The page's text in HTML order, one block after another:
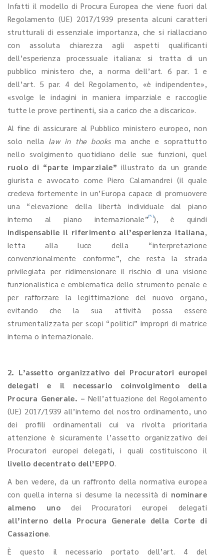
Infatti il modello di Procura Europea che viene fuori dal
Regolamento (UE) 2017/1939 presenta alcuni caratteri
strutturali di essenziale importanza, che si riallacciano
con assoluta chiarezza agli aspetti qualificanti
dell’esperienza processuale italiana: si tratta di un
pubblico ministero che, a norma dell’art. 6 par. 1 e
dell’art. 5 par. 4 del Regolamento, «è indipendente»,
«svolge le indagini in maniera imparziale e raccoglie
tutte le prove pertinenti, sia a carico che a discarico».
Al fine di assicurare al Pubblico ministero europeo, non
solo nella law in the booksma anche e soprattutto
nello svolgimento quotidiano delle sue funzioni, quel
ruolo di “parte imparziale” illustrato da un grande
giurista e avvocato come Piero Calamandrei (il quale
credeva fortemente in un’Europa capace di promuovere
una “elevazione della libertà individuale dal piano
interno al piano internazionale”[5]), è quindi
indispensabile il riferimento all’esperienza italiana
letta alla luce della “interpretazione
convenzionalmente conforme”, che resta la strada
privilegiata per ridimensionare il rischio di una visione
funzionalistica e emblematica dello strumento penale e
per rafforzare la legittimazione del nuovo organo,
evitando che la sua attività possa essere
strumentalizzata per scopi “politici” impropri di matrice
interna o internazionale.
2. L’assetto organizzativo dei Procuratori europei
delegati e il necessario coinvolgimento della
Procura Generale. – Nell’attuazione del Regolamento
(UE) 2017/1939 all’interno del nostro ordinamento, uno
dei profili ordinamentali cui va rivolta prioritaria
attenzione è sicuramente l’assetto organizzativo dei
Procuratori europei delegati, i quali costituiscono il
livello decentrato dell’EPPO
A ben vedere, da un raffronto della normativa europea
con quella interna si desume la necessità di nominare
almeno unodei Procuratori europei delegati
all’interno della Procura Generale della Corte di
Cassazione
È questo il necessario portato dell’art. 4 del